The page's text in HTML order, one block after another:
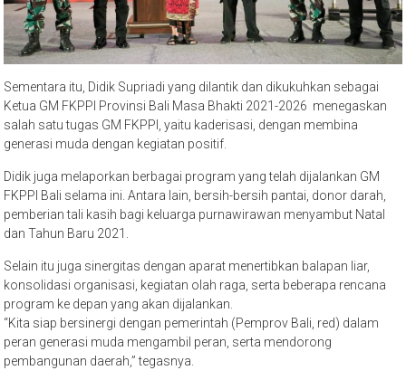
Sementara itu, Didik Supriadi yang dilantik dan dikukuhkan sebagai
Ketua GM FKPPI Provinsi Bali Masa Bhakti 2021-2026 menegaskan
salah satu tugas GM FKPPI, yaitu kaderisasi, dengan membina
generasi muda dengan kegiatan positif.
Didik juga melaporkan berbagai program yang telah dijalankan GM
FKPPI Bali selama ini. Antara lain, bersih-bersih pantai, donor darah,
pemberian tali kasih bagi keluarga purnawirawan menyambut Natal
dan Tahun Baru 2021.
Selain itu juga sinergitas dengan aparat menertibkan balapan liar,
konsolidasi organisasi, kegiatan olah raga, serta beberapa rencana
program ke depan yang akan dijalankan.
“Kita siap bersinergi dengan pemerintah (Pemprov Bali, red) dalam
peran generasi muda mengambil peran, serta mendorong
pembangunan daerah,” tegasnya.